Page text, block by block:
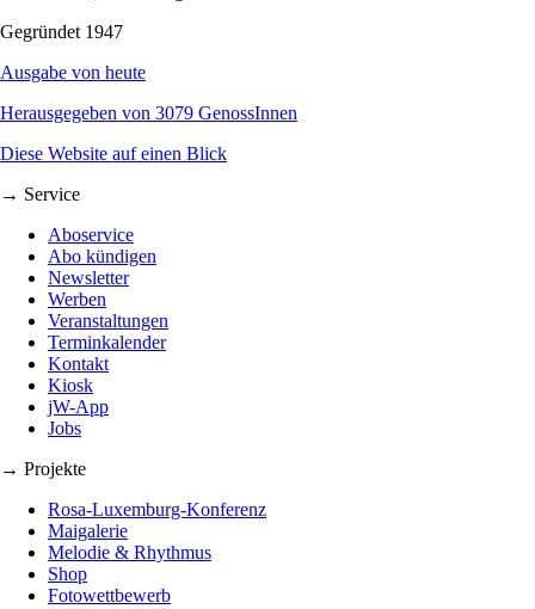
Gegründet 1947
Ausgabe von heute
Herausgegeben von 3079 GenossInnen
Diese Website auf einen Blick
→ Service
Aboservice
Abo kündigen
Newsletter
Werben
Veranstaltungen
Terminkalender
Kontakt
Kiosk
jW-App
Jobs
→ Projekte
Rosa-Luxemburg-Konferenz
Maigalerie
Melodie & Rhythmus
Shop
Fotowettbewerb